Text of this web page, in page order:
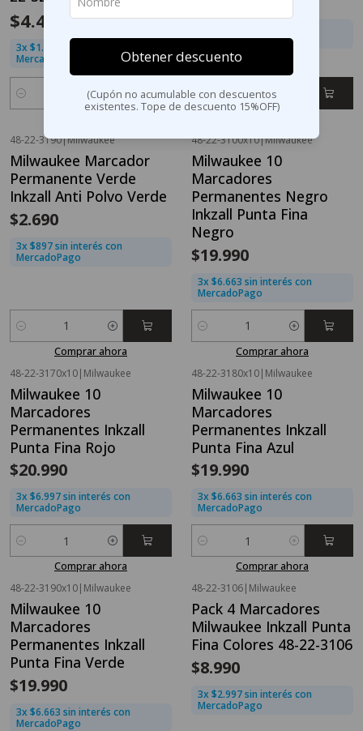
$4.492 $5.990
3x $1.497 sin interés con
MercadoPago
Cantidad
MercadoPago
5.0
Cantidad
48-22-3190|Milwaukee
Milwaukee Marcador
Permanente Verde
Inkzall Anti Polvo Verde
$2.690
3x $897 sin interés con
MercadoPago
Cantidad
Comprar ahora
48-22-3100x10|Milwaukee
Milwaukee 10
Marcadores
Permanentes Negro
Inkzall Punta Fina
Negro
$19.990
3x $6.663 sin interés con
MercadoPago
Cantidad
Comprar ahora
48-22-3170x10| Milwaukee
Milwaukee 10
Marcadores
Permanentes Inkzall
Punta Fina Rojo
$20.990
3x $6.997 sin interés con
MercadoPago
Cantidad
Comprar ahora
48-22-3180x10| Milwaukee
Milwaukee 10
Marcadores
Permanentes Inkzall
Punta Fina Azul
$19.990
3x $6.663 sin interés con
MercadoPago
Cantidad
Comprar ahora
48-22-3190x10| Milwaukee
Milwaukee 10
Marcadores
Permanentes Inkzall
Punta Fina Verde
$19.990
3x $6.663 sin interés con
MercadoPago
Agotado
48-22-3106| Milwaukee
Pack 4 Marcadores
Milwaukee Inkzall Punta
Fina Colores 48-22-3106
$8.990
3x $2.997 sin interés con
MercadoPago
Obtener descuento
(Cupón no acumulable con descuentos
existentes. Tope de descuento 15%OFF)